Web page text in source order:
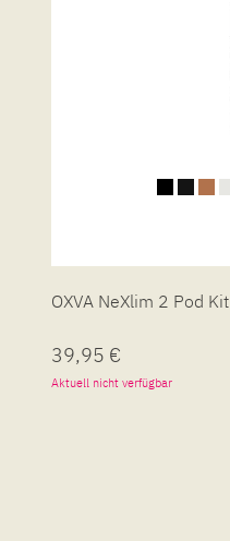
OXVA NeXlim 2 Pod Kit
39,95 €
Aktuell nicht verfügbar